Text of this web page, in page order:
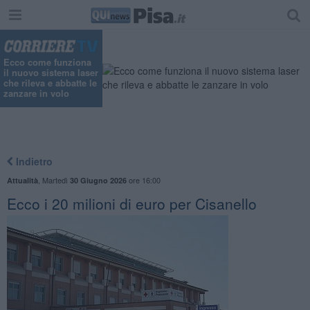
Ecco come funziona
il nuovo sistema laser
che rileva e abbatte le
zanzare in volo
Indietro
Attualità Martedì 30 Giugno 2026ore 16:00
Ecco i 20 milioni di euro per Cisanello